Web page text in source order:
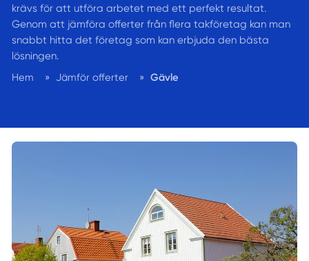
krävs för att utföra arbetet med ett perfekt resultat.
Genom att jämföra offerter från flera takföretag kan man
snabbt hitta det företag som kan erbjuda den bästa
lösningen.
Hem
» Jämför offerter » Gävle